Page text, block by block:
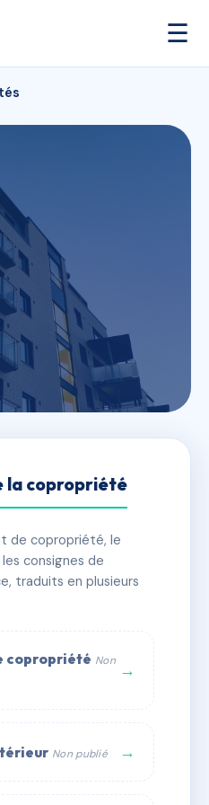
☰
🏗 1 bâtiment(s)
la copropriété
de copropriété, le
consignes de
traduits en plusieurs
copropriété Non →
Non publié →